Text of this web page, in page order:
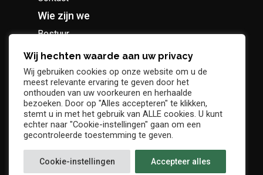
Wie zijn we
Bestuur
Geschiedenis
Supportersclub
Socio Business Club
Wij hechten waarde aan uw privacy
Wij gebruiken cookies op onze website om u de
meest relevante ervaring te geven door het
onthouden van uw voorkeuren en herhaalde
bezoeken. Door op "Alles accepteren" te klikken,
stemt u in met het gebruik van ALLE cookies. U kunt
echter naar "Cookie-instellingen" gaan om een
gecontroleerde toestemming te geven.
Cookie-instellingen Accepteer alles